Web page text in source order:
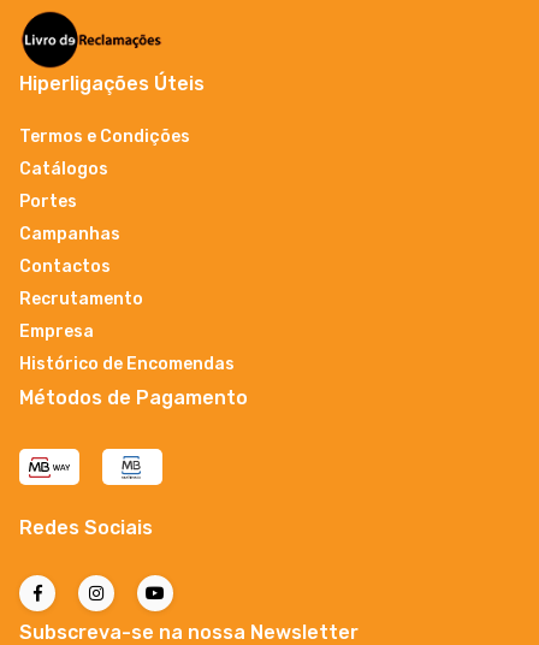
Hiperligações Úteis
Termos e Condições
Catálogos
Portes
Campanhas
Contactos
Recrutamento
Empresa
Histórico de Encomendas
Métodos de Pagamento
Redes Sociais
Subscreva-se na nossa Newsletter